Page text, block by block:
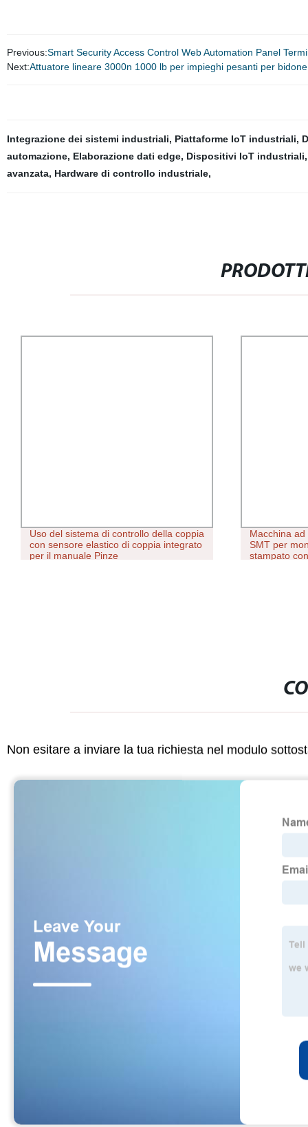
Previous:Smart Security Access Control Web Automation Panel
Next:Attuatore lineare 3000n 1000 lb per impieghi pesanti per
Integrazione dei sistemi industriali, Piattaforme IoT industriali,
automazione, Elaborazione dati edge, Dispositivi IoT industriali
avanzata, Hardware di controllo industriale,
Uso del sistema di controllo della coppia
con sensore elastico di coppia integrato
per il manuale Pinze
Macchina
SMT per
stampato
Non esitare a inviare la tua richiesta nel modulo